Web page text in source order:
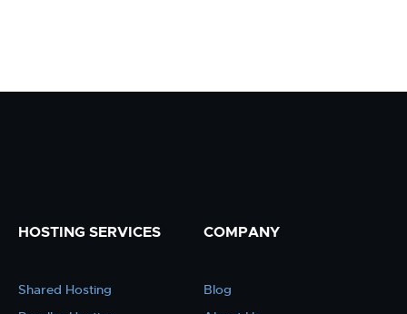
HOSTING SERVICES
Shared Hosting
COMPANY
Blog